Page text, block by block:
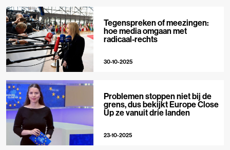
Tegenspreken of meezingen:
hoe media omgaan met
radicaal-rechts
30-10-2025
Problemen stoppen niet bij de
grens, dus bekijkt Europe Close
Up ze vanuit drie landen
23-10-2025